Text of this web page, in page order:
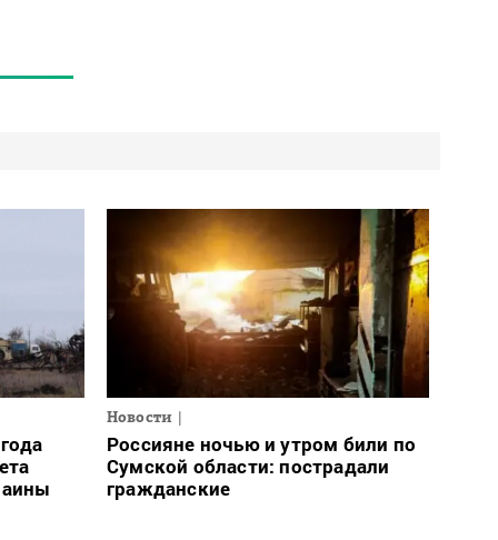
Новости
Россияне ночью и утром били по
Сумской области: пострадали
гражданские